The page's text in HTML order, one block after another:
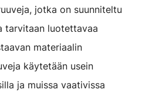
jotka on suunniteltu
tarvitaan luotettavaa
materiaalin
käytetään usein
ja muissa vaativissa